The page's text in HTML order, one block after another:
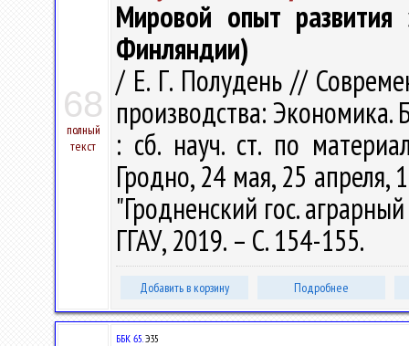
68
полный
текст
Мировой опыт развития
Финляндии)
/ Е. Г. Полудень //
производства: Экономика.
: сб. науч. ст. по
Гродно, 24 мая, 25
"Гродненский гос.
ГГАУ, 2019. – С. 154-155.
Добавить в корзину Подробнее
ББК 65.Э35